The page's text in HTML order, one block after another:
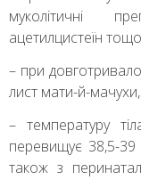
муколітичні
ацетилцистеїн
– при
лист мати-й-мачухи,
– температуру
перевищує 38,5-39
також з